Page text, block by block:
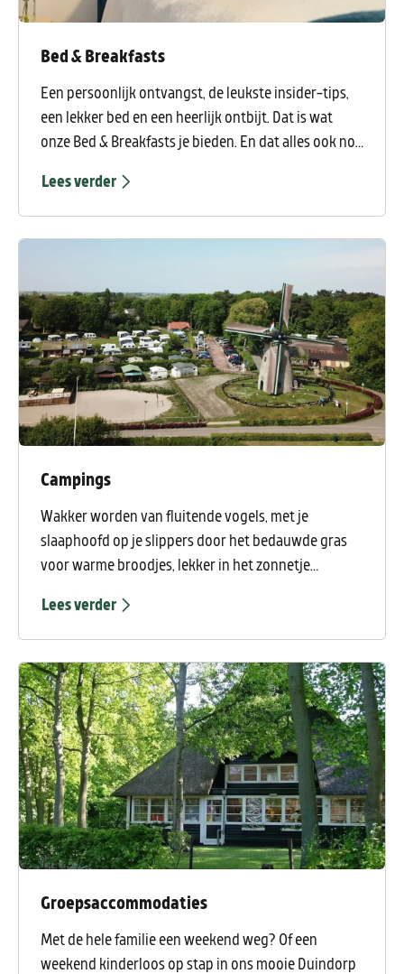
Bed & Breakfasts
Een persoonlijk ontvangst, de leukste insider-tips,
een lekker bed en een heerlijk ontbijt. Dat is wat
onze Bed & Breakfasts je bieden. En dat alles ook nog
echt overal in Duindorp Schoorl.
Lees verder
Campings
Wakker worden van fluitende vogels, met je
slaaphoofd op je slippers door het bedauwde gras
voor warme broodjes, lekker in het zonnetje
buren? Een camping heeft veel voordelen.
Lees verder
Groepsaccommodaties
Met de hele familie een weekend weg? Of een
weekend kinderloos op stap in ons mooie Duindorp